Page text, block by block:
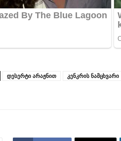
დესერტი არაჟნით კენკრის ნამცხვარი